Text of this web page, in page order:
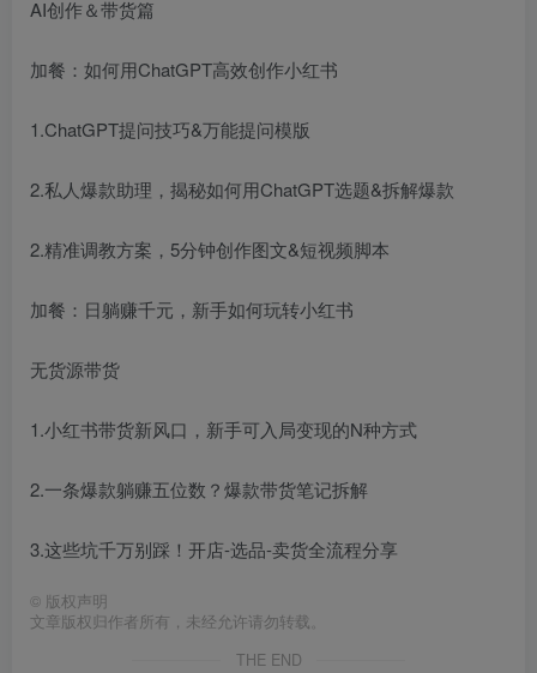
AI创作＆带货篇
加餐：如何用ChatGPT高效创作小红书
1.ChatGPT提问技巧&万能提问模版
2.私人爆款助理，揭秘如何用ChatGPT选题&拆解爆款
2.精准调教方案，5分钟创作图文&短视频脚本
加餐：日躺赚千元，新手如何玩转小红书
无货源带货
1.小红书带货新风口，新手可入局变现的N种方式
2.一条爆款躺赚五位数？爆款带货笔记拆解
3.这些坑千万别踩！开店-选品-卖货全流程分享
© 版权声明
文章版权归作者所有，未经允许请勿转载。
THE END